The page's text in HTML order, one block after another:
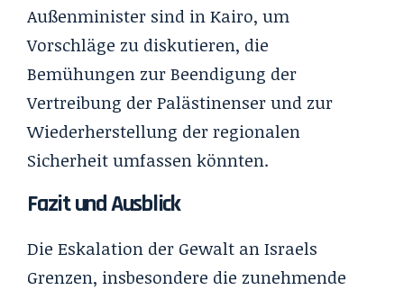
Außenminister sind in Kairo, um
Vorschläge zu diskutieren, die
Bemühungen zur Beendigung der
Vertreibung der Palästinenser und zur
Wiederherstellung der regionalen
Sicherheit umfassen könnten.
Fazit und Ausblick
Die Eskalation der Gewalt an Israels
Grenzen, insbesondere die zunehmende